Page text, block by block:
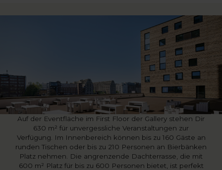
Auf der Eventfläche im First Floor der Gallery stehen Dir
630 m² für unvergessliche Veranstaltungen zur
Verfügung. Im Innenbereich können bis zu 160 Gäste an
runden Tischen oder bis zu 210 Personen an Bierbänken
Platz nehmen. Die angrenzende Dachterrasse, die mit
600 m² Platz für bis zu 600 Personen bietet, ist perfekt